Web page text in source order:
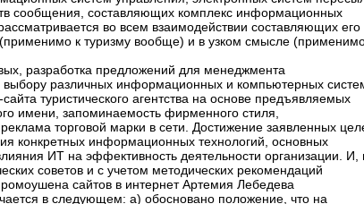
сообщения, составляющих комплекс информационных
во всем взаимодействии составляющих его
к туризму вообще) и в узком смысле
разработка предложений для менеджмента
выбору различных информационных и компьютерных
туристического агентства на основе предъявляемых
имени, запоминаемость фирменного стиля,
торговой марки в сети. Достижение заявленных
конкретных информационных технологий, основных
ИТ на эффективность деятельности организации. И,
советов и с учетом методических рекомендаций
сайтов в интернет Артемия Лебедева
в следующем: а) обосновано положение, что на